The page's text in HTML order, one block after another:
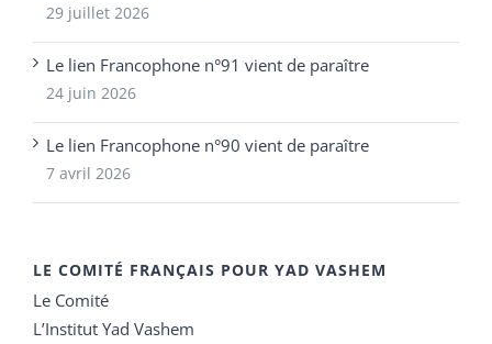
29 juillet 2026
Le lien Francophone n°91 vient de paraître
24 juin 2026
Le lien Francophone n°90 vient de paraître
7 avril 2026
LE COMITÉ FRANÇAIS POUR YAD VASHEM
Le Comité
L’Institut Yad Vashem